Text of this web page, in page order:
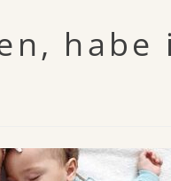
habe